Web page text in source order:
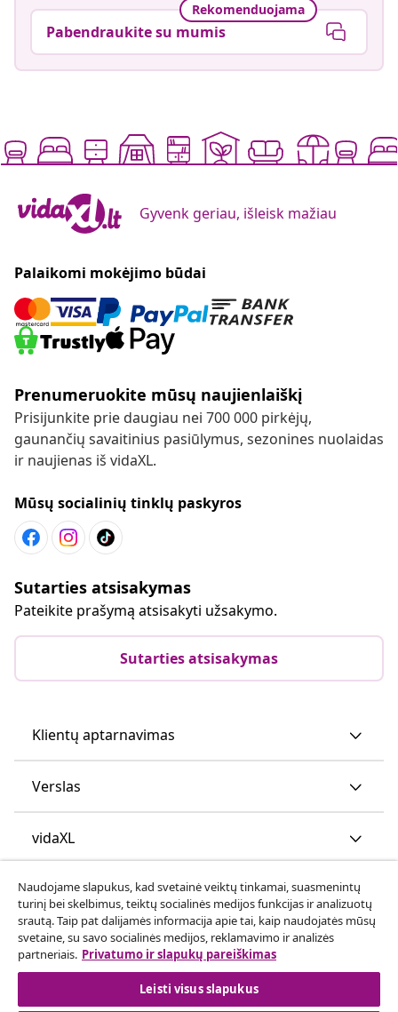
Rekomenduojama
Pabendraukite su mumis
Gyvenk geriau, išleisk mažiau
Palaikomi mokėjimo būdai
Prenumeruokite mūsų naujienlaiškį
Prisijunkite prie daugiau nei 700 000 pirkėjų,
gaunančių savaitinius pasiūlymus, sezonines nuolaidas
ir naujienas iš vidaXL.
Mūsų socialinių tinklų paskyros
Sutarties atsisakymas
Pateikite prašymą atsisakyti užsakymo.
Sutarties atsisakymas
Klientų aptarnavimas
Verslas
vidaXL
Atraskite daugiau
Naudojame slapukus, kad svetainė veiktų tinkamai, suasmenintų
turinį bei skelbimus, teiktų socialinės medijos funkcijas ir analizuotų
srautą. Taip pat dalijamės informacija apie tai, kaip naudojatės mūsų
svetaine, su savo socialinės medijos, reklamavimo ir analizės
partneriais. Privatumo ir slapukų pareiškimas
Leisti visus slapukus